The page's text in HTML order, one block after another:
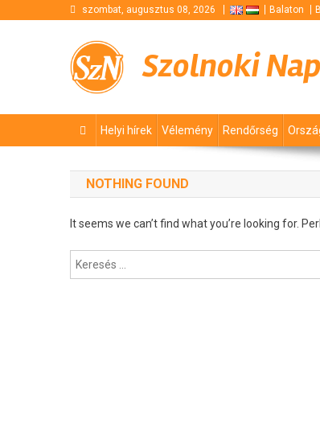
szombat, augusztus 08, 2026 Balaton
Szolnoki Nap
Helyi hírek Vélemény Rendőrség
NOTHING FOUND
It seems we can’t find what you’re looking for.
Keresés: